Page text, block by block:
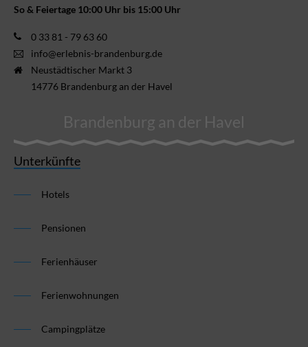
So & Feiertage 10:00 Uhr bis 15:00 Uhr
0 33 81 - 79 63 60
info@erlebnis-brandenburg.de
Neustädtischer Markt 3
14776 Brandenburg an der Havel
Brandenburg an der Havel
Unterkünfte
Hotels
Pensionen
Ferienhäuser
Ferienwohnungen
Campingplätze